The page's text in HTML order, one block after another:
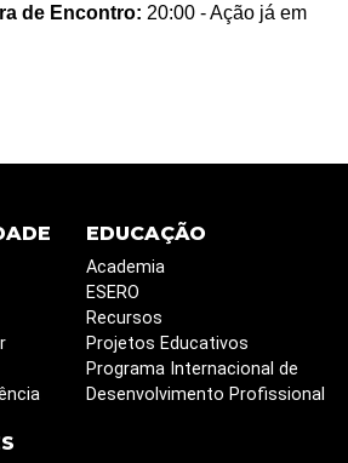
de Encontro: 20:00 - Ação já em
EDUCAÇÃO
Academia
ESERO
Recursos
Projetos Educativos
Programa Internacional de
Desenvolvimento Profissional